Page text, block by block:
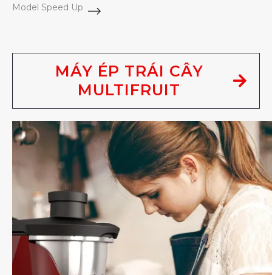
Model Speed Up
MÁY ÉP TRÁI CÂY
MULTIFRUIT